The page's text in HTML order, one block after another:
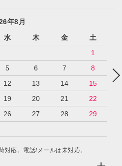
年8月
水 木 金
土
1
5 6 7
8
12 13 14
15
19 20 21
22
26 27 28
29
応。電話/メールは未対応。